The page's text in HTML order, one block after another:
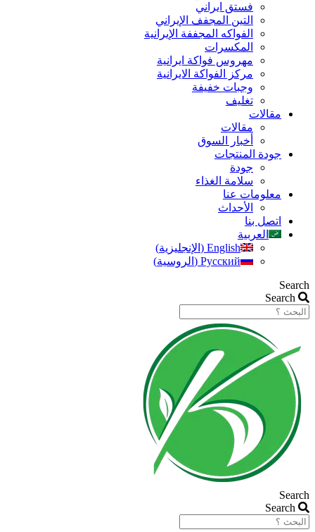
فستق ایراني
التين المجفف الإيراني
الفواكه المجففة الإيرانية
المكسرات
مهروس فواکة ایرانیة
مرکز الفواکة الایرانیة
وجبات خفيفة
تغليف
مقالات
مقالات
أخبار السوق
جودة المنتجات
جودة
سلامة الغذاء
معلومات عنا
الأحداث
اتصل بنا
العربية
English
( الإنجليزية)
Русский
( الروسية)
Search
Search
Search
Search